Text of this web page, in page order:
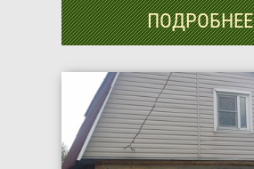
ПОДРОБНЕЕ